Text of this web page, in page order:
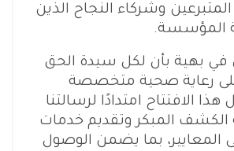
وشركاء النجاح الذين
المؤسسة.
في بهية بأن لكل سيدة الحق
رعاية صحية متخصصة
الافتتاح امتدادًا لرسالتنا
المبكر وتقديم خدمات
المعايير، بما يضمن الوصول